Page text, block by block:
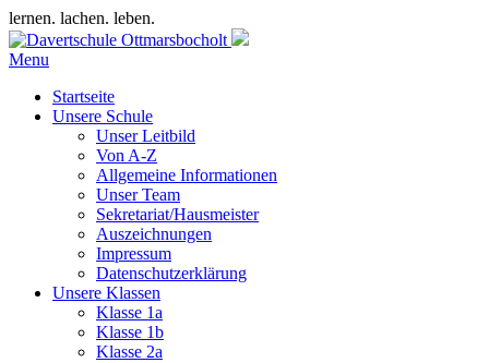
lernen. lachen. leben.
Menu
Startseite
Unsere Schule
Unser Leitbild
Von A-Z
Allgemeine Informationen
Unser Team
Sekretariat/Hausmeister
Auszeichnungen
Impressum
Datenschutzerklärung
Unsere Klassen
Klasse 1a
Klasse 1b
Klasse 2a